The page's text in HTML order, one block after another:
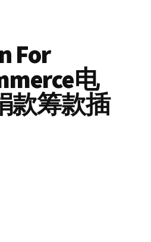
For
电
款筹款插